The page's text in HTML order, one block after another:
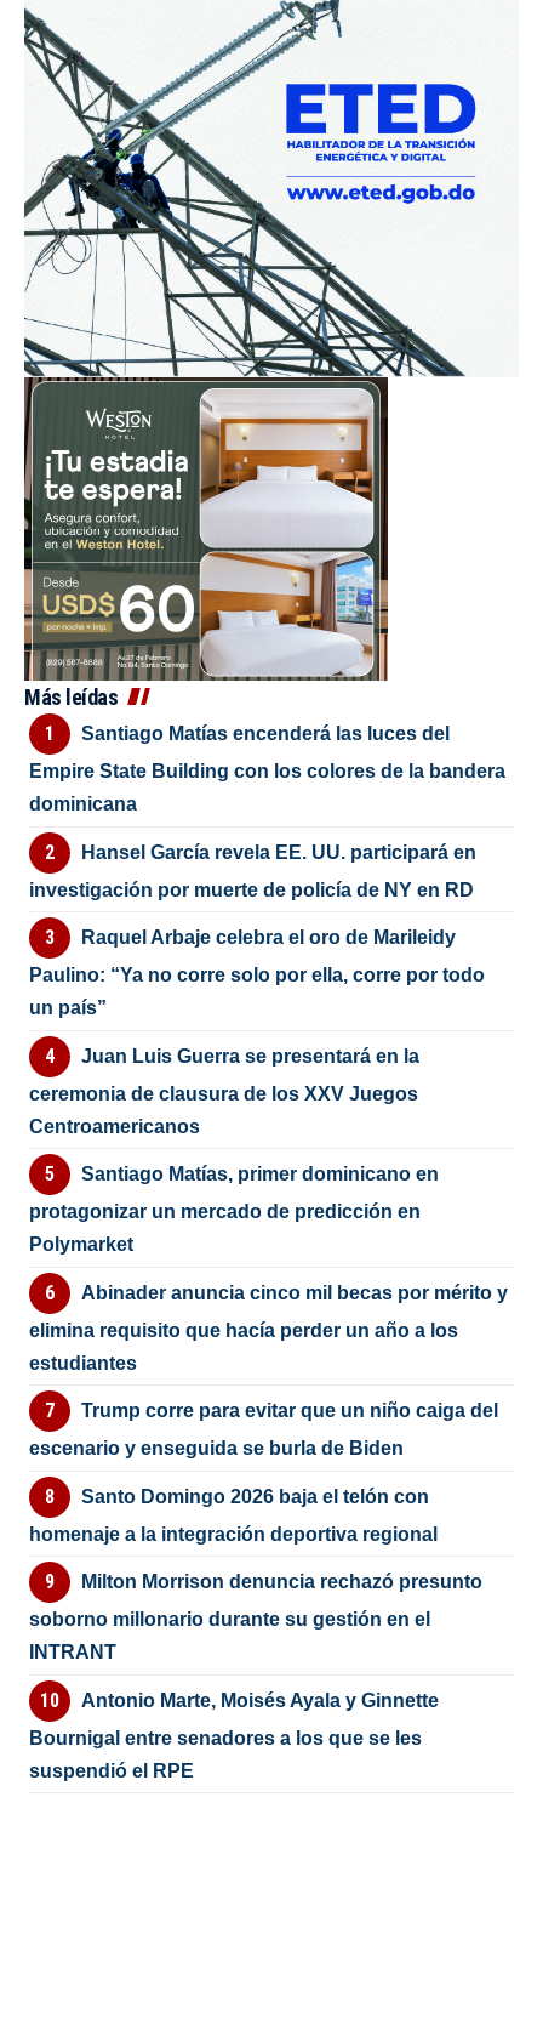
Más leídas
Santiago Matías encenderá las luces del
Empire State Building con los colores de la bandera
dominicana
Hansel García revela EE. UU. participará en
investigación por muerte de policía de NY en RD
Raquel Arbaje celebra el oro de Marileidy
Paulino: “Ya no corre solo por ella, corre por todo
un país”
Juan Luis Guerra se presentará en la
ceremonia de clausura de los XXV Juegos
Centroamericanos
Santiago Matías, primer dominicano en
protagonizar un mercado de predicción en
Polymarket
Abinader anuncia cinco mil becas por mérito y
elimina requisito que hacía perder un año a los
estudiantes
Trump corre para evitar que un niño caiga del
escenario y enseguida se burla de Biden
Santo Domingo 2026 baja el telón con
homenaje a la integración deportiva regional
Milton Morrison denuncia rechazó presunto
soborno millonario durante su gestión en el
INTRANT
Antonio Marte, Moisés Ayala y Ginnette
Bournigal entre senadores a los que se les
suspendió el RPE